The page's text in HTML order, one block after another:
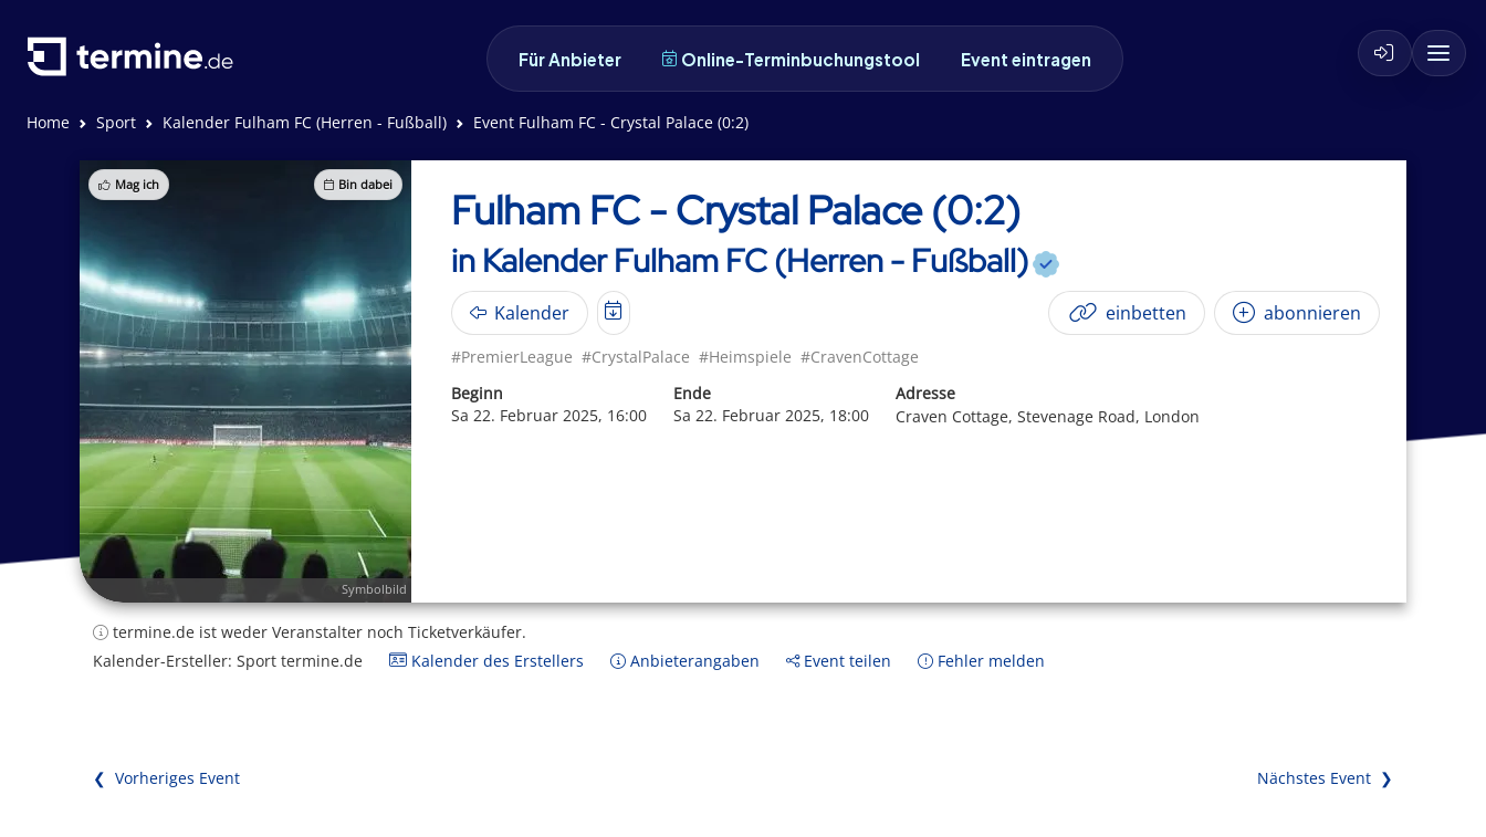
Für Anbieter Online-Terminbuchungstool Event eintragen
Home Sport Kalender Fulham FC (Herren - Fußball) Event Fulham FC - Crystal Palace (0:2)
Mag ich Bin dabei
Symbolbild
Fulham FC - Crystal Palace (0:2)
in Kalender Fulham FC (Herren - Fußball)
Kalender einbetten abonnieren
#PremierLeague #CrystalPalace #Heimspiele #CravenCottage
Beginn
Sa 22. Februar 2025, 16:00
Ende
Sa 22. Februar 2025, 18:00
Adresse
Craven Cottage, Stevenage Road, London
termine.de ist weder Veranstalter noch Ticketverkäufer.
Kalender-Ersteller: Sport termine.de
Kalender des Erstellers Anbieterangaben Event teilen Fehler melden
❮ Vorheriges Event Nächstes Event ❯